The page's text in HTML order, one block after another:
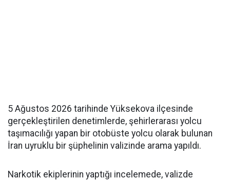
5 Ağustos 2026 tarihinde Yüksekova ilçesinde
gerçekleştirilen denetimlerde, şehirlerarası yolcu
taşımacılığı yapan bir otobüste yolcu olarak bulunan
İran uyruklu bir şüphelinin valizinde arama yapıldı.
Narkotik ekiplerinin yaptığı incelemede, valizde